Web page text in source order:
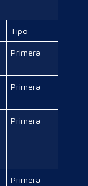
Tipo
Primera
Primera
Primera
Primera